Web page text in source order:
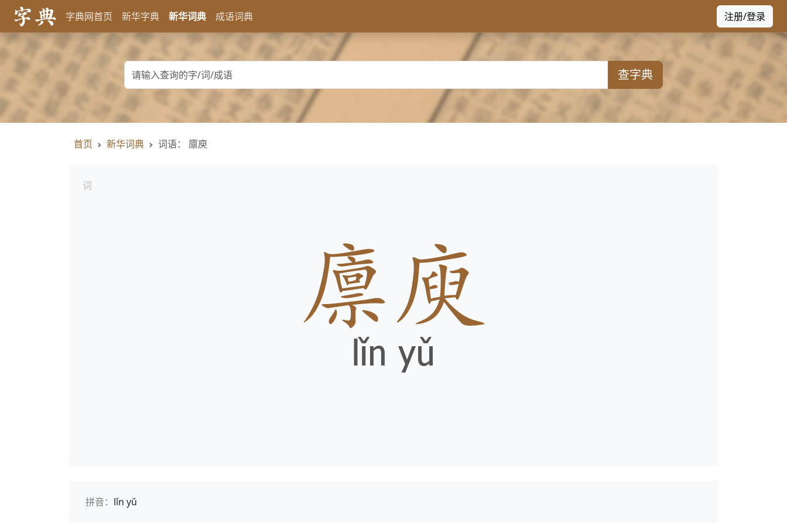
字典网首页 新华字典 新华词典 成语词典 注册/登录
查字典
首页 新华词典 词语： 廪庾
词
拼音： lǐn yǔ